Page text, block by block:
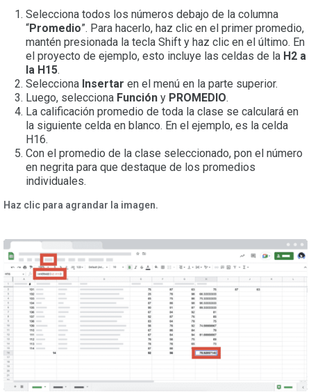
Selecciona todos los números debajo de la columna
“Promedio”. Para hacerlo, haz clic en el primer promedio,
mantén presionada la tecla Shift y haz clic en el último. En
el proyecto de ejemplo, esto incluye las celdas de la H2 a
la H15.
Selecciona Insertar en el menú en la parte superior.
Luego, selecciona Función y PROMEDIO.
La calificación promedio de toda la clase se calculará en
la siguiente celda en blanco. En el ejemplo, es la celda
H16.
Con el promedio de la clase seleccionado, pon el número
en negrita para que destaque de los promedios
individuales.
Haz clic para agrandar la imagen.